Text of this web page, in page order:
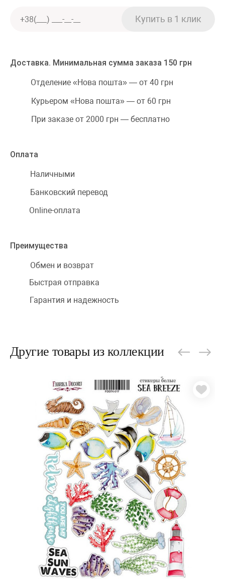
Доставка. Минимальная сумма заказа 150 грн
Отделение «Нова пошта» — от 40 грн
Курьером «Нова пошта» — от 60 грн
При заказе от 2000 грн — бесплатно
Оплата
Наличными
Банковский перевод
Online-оплата
Преимущества
Обмен и возврат
Быстрая отправка
Гарантия и надежность
Другие товары из коллекции